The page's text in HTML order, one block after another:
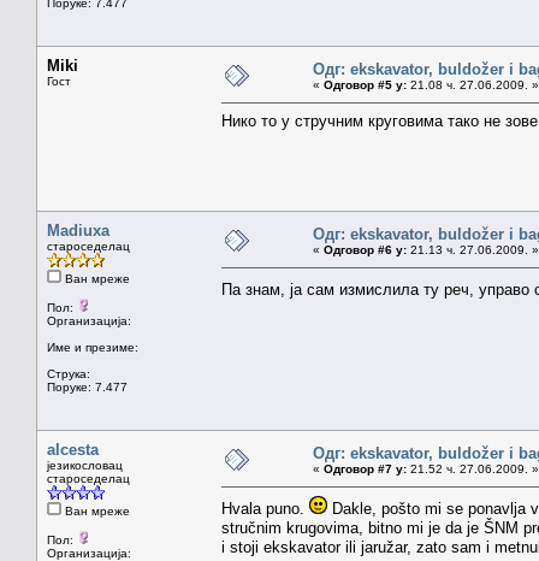
Поруке: 7.477
Miki
Гост
Одг: ekskavator, buldožer i
« Одговор #5 у: 21.08 ч. 27.06.2009. »
Нико то у стручним круговима тако не
Madiuxa
староседелац
Ван мреже
Пол:
Организација:
Име и презиме:
Струка:
Поруке: 7.477
Одг: ekskavator, buldožer i
« Одговор #6 у: 21.13 ч. 27.06.2009. »
Па знам, ја сам измислила ту реч,
alcesta
језикословац
староседелац
Ван мреже
Пол:
Организација:
Одг: ekskavator, buldožer i
« Одговор #7 у: 21.52 ч. 27.06.2009. »
Hvala puno.
Dakle, pošto mi se ponavlja
stručnim krugovima, bitno mi je da je ŠNM
i stoji ekskavator ili jaružar, zato sam i